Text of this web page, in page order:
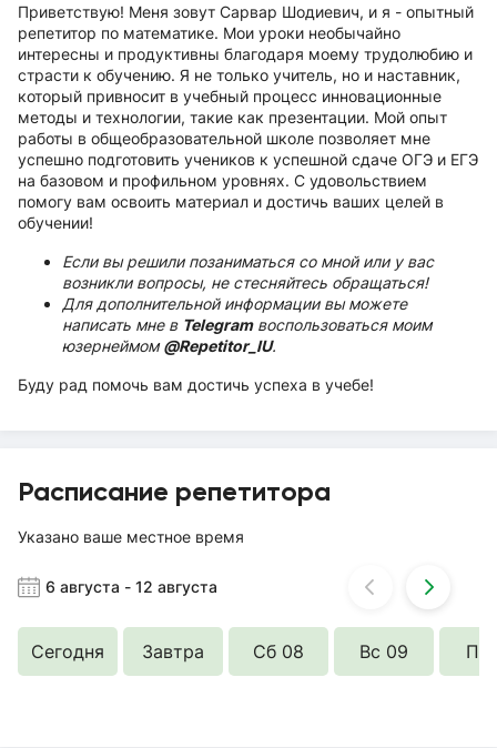
Приветствую! Меня зовут Сарвар Шодиевич, и я - опытный
репетитор по математике. Мои уроки необычайно
интересны и продуктивны благодаря моему трудолюбию и
страсти к обучению. Я не только учитель, но и наставник,
который привносит в учебный процесс инновационные
методы и технологии, такие как презентации. Мой опыт
работы в общеобразовательной школе позволяет мне
успешно подготовить учеников к успешной сдаче ОГЭ и ЕГЭ
на базовом и профильном уровнях. С удовольствием
помогу вам освоить материал и достичь ваших целей в
обучении!
Если вы решили позаниматься со мной или у вас
возникли вопросы, не стесняйтесь обращаться!
Для дополнительной информации вы можете
написать мне в Telegramвоспользоваться моим
юзернеймом@Repetitor_IU.
Буду рад помочь вам достичь успеха в учебе!
Расписание репетитора
Указано ваше местное время
6 августа - 12 августа
Сегодня Завтра Сб 08 Вс 09 Пн